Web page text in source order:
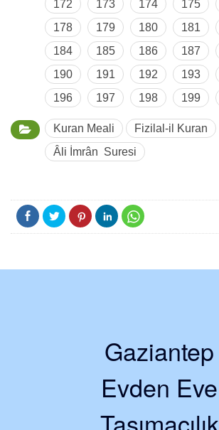
172
173 174 175
178
179 180 181
184
185 186 187
190
191 192 193
196
197 198 199
Kuran Meali
Fizilal-il Kuran
Âli İmrân Suresi
Gaziantep
Evden Eve
Taşımacılık